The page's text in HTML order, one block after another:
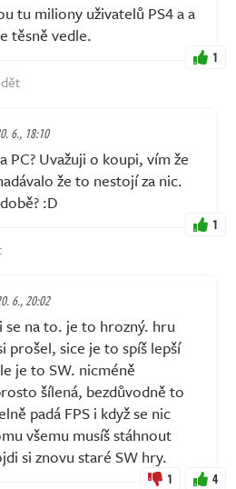
tu miliony uživatelů PS4 a a
těsně vedle.
1
6., 18:10
PC? Uvažuji o koupi, vím že
že to nestojí za nic.
:D
1
6., 20:02
se na to. je to hrozný. hru
prošel, sice je to spíš lepší
je to SW. nicméně
šílená, bezdůvodně to
padá FPS i když se nic
všemu musíš stáhnout
si znovu staré SW hry.
1 4